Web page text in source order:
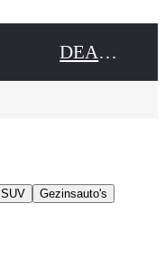
DEALER NAME
SUV
Gezinsauto's